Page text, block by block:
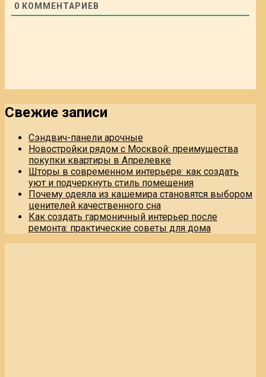
0 КОММЕНТАРИЕВ
Свежие записи
Сэндвич-панели арочные
Новостройки рядом с Москвой: преимущества
покупки квартиры в Апрелевке
Шторы в современном интерьере: как создать
уют и подчеркнуть стиль помещения
Почему одеяла из кашемира становятся выбором
ценителей качественного сна
Как создать гармоничный интерьер после
ремонта: практические советы для дома